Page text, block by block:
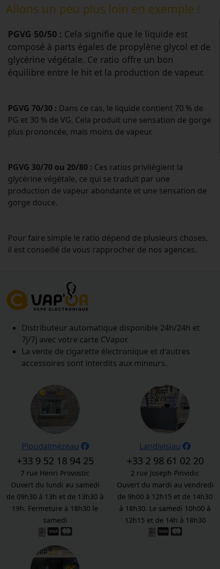
Allons un peu plus loin en exemple !
PGVG 50/50 : Cela signifie que le liquide est
composé à parts égales de propylène glycol et de
glycérine végétale. Ce ratio offre un bon
équilibre entre le hit et la production de vapeur.
PGVG 70/30 : Dans ce cas, le liquide contient 70 % de
PG et 30 % de VG. Cela produit une sensation de gorge
plus prononcée, mais moins de vapeur.
PGVG 30/70 ou 20/80 : Ces ratios privilégient la
glycérine végétale, ce qui se traduit par une
production de vapeur abondante et une sensation de
gorge douce.
Pour faire simple le ratio dépend de plusieurs choses,
il est conseillé de vous rapprocher de nos agences.
Distributeur automatique disponible 24h/24h et
7j/7j avec votre carte CVapor.
La vente de cigarette électronique et d'autres
accessoires sont interdits aux mineurs.
Ploudalmézeau
+33 9 52 18 94 25
7 rue Henri Provostic
Ouvert du lundi au samedi
de 09h30 à 13h et de 13h30 à
19h. Fermeture à 18h30 le
samedi
Landivisiau
+33 2 98 61 02 20
2 rue Joseph Pinvidic
Ouvert du mardi au vendredi
de 9h00 à 12h15 et de 14h30
à 18h30. Le samedi 10h00 à
12h15 et de 14h à 18h30